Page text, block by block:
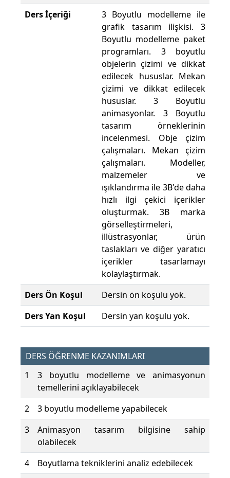
Ders İçeriği
3 Boyutlu modelleme ile
grafik tasarım ilişkisi. 3
Boyutlu modelleme paket
programları. 3 boyutlu
objelerin çizimi ve dikkat
edilecek hususlar. Mekan
çizimi ve dikkat edilecek
hususlar. 3 Boyutlu
animasyonlar. 3 Boyutlu
tasarım örneklerinin
incelenmesi. Obje çizim
çalışmaları. Mekan çizim
çalışmaları. Modeller,
malzemeler ve
ışıklandırma ile 3B'de daha
hızlı ilgi çekici içerikler
oluşturmak. 3B marka
görselleştirmeleri,
illüstrasyonlar, ürün
taslakları ve diğer yaratıcı
içerikler tasarlamayı
kolaylaştırmak.
Ders Ön Koşul
Dersin ön koşulu yok.
Ders Yan Koşul
Dersin yan koşulu yok.
DERS ÖĞRENME KAZANIMLARI
1
3 boyutlu modelleme ve animasyonun
temellerini açıklayabilecek
2
3 boyutlu modelleme yapabilecek
3
Animasyon tasarım bilgisine sahip
olabilecek
4
Boyutlama tekniklerini analiz edebilecek